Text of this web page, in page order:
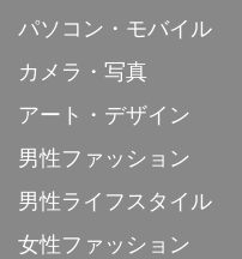
パソコン・モバイル
カメラ・写真
アート・デザイン
男性ファッション
男性ライフスタイル
女性ファッション